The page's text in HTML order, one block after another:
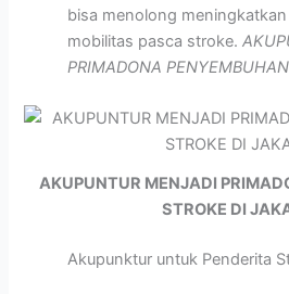
bisa menolong
mobilitas pasca stroke.
PRIMADONA
AKUPUNTUR MENJADI
STROKE DI
Akupunktur untuk Penderita